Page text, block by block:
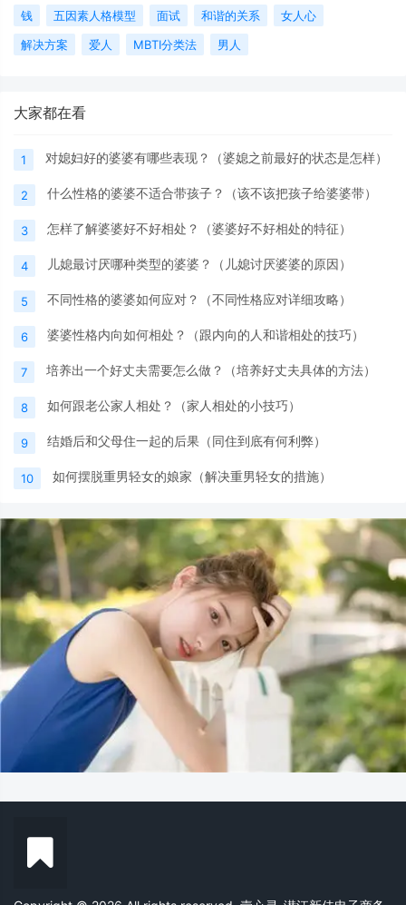
钱
五因素人格模型 面试 和谐的关系
女人心
解决方案
爱人 MBTI分类法 男人
大家都在看
1 对媳妇好的婆婆有哪些表现？（婆媳之前最好的状态是怎样）
2 什么性格的婆婆不适合带孩子？（该不该把孩子给婆婆带）
3 怎样了解婆婆好不好相处？（婆婆好不好相处的特征）
4 儿媳最讨厌哪种类型的婆婆？（儿媳讨厌婆婆的原因）
5 不同性格的婆婆如何应对？（不同性格应对详细攻略）
6 婆婆性格内向如何相处？（跟内向的人和谐相处的技巧）
7 培养出一个好丈夫需要怎么做？（培养好丈夫具体的方法）
8 如何跟老公家人相处？（家人相处的小技巧）
9 结婚后和父母住一起的后果（同住到底有何利弊）
10 如何摆脱重男轻女的娘家（解决重男轻女的措施）